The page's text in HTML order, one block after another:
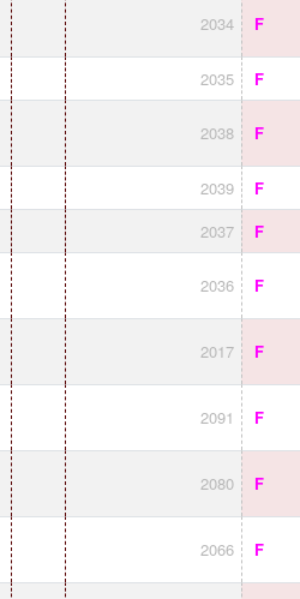
2034 F
2035 F
2038 F
2039
F
2037 F
2036 F
2017 F
2091 F
2080 F
2066 F